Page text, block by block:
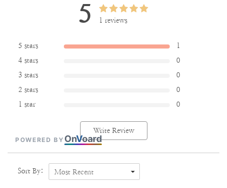
5 1 reviews
POWERED BY OnVoard
5 stars
1
4 stars
0
3 stars
0
2 stars
0
1 star
0
Write Review
Sort By: Most Recent